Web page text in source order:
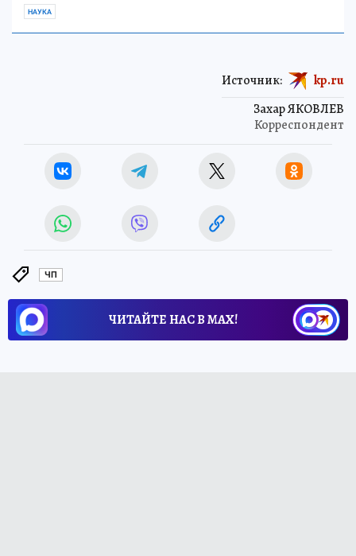
НАУКА
Захар ЯКОВЛЕВ
Корреспондент
Источник: kp.ru
ЧП
ЧИТАЙТЕ НАС В МАХ!